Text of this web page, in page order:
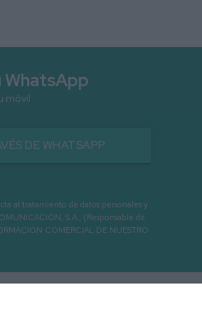
WhatsApp
móvil
DE WHATSAPP
al tratamiento de datos personales y
S.A., (Responsable de
COMERCIAL DE NUESTRO